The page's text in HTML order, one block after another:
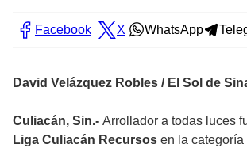
Facebook X WhatsApp
David Velázquez Robles / El Sol de
Culiacán, Sin.- Arrollador a todas luces
Liga Culiacán Recursos en la categoría